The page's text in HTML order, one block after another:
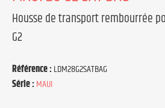
Housse de transport rembourrée
G2
Référence :LDM28G2SATBAG
Série :MAUI